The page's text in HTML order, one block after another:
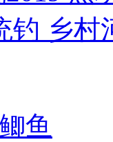
钓 乡村
鱼